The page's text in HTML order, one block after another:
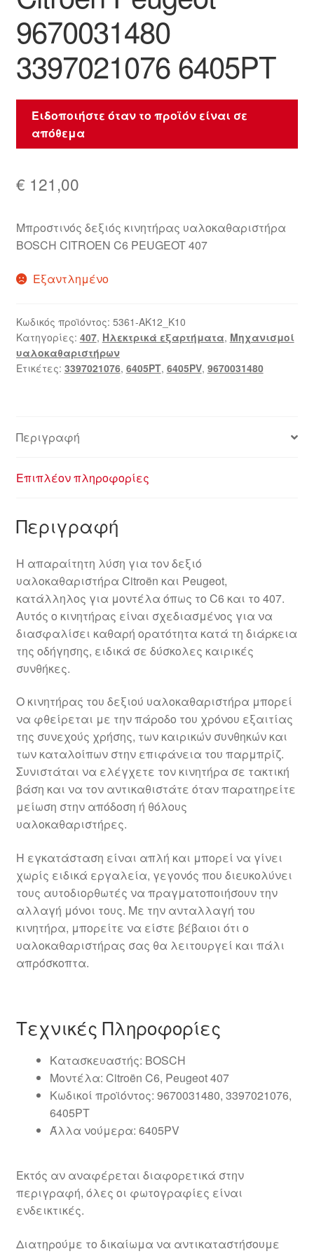
9670031480
3397021076 6405PT
Ειδοποιήστε όταν το προϊόν είναι σε
απόθεμα
€ 121,00
Μπροστινός δεξιός κινητήρας υαλοκαθαριστήρα
BOSCH CITROEN C6 PEUGEOT 407
Εξαντλημένο
Κωδικός προϊόντος: 5361-AK12_K10
Κατηγορίες: 407, Ηλεκτρικά εξαρτήματα, Μηχανισμοί
υαλοκαθαριστήρων
Ετικέτες: 3397021076, 6405PT, 6405PV, 9670031480
Περιγραφή
Επιπλέον πληροφορίες
Περιγραφή
Η απαραίτητη λύση για τον δεξιό
υαλοκαθαριστήρα Citroën και Peugeot,
κατάλληλος για μοντέλα όπως το C6 και το 407.
Αυτός ο κινητήρας είναι σχεδιασμένος για να
διασφαλίσει καθαρή ορατότητα κατά τη διάρκεια
της οδήγησης, ειδικά σε δύσκολες καιρικές
συνθήκες.
Ο κινητήρας του δεξιού υαλοκαθαριστήρα μπορεί
να φθείρεται με την πάροδο του χρόνου εξαιτίας
της συνεχούς χρήσης, των καιρικών συνθηκών και
των καταλοίπων στην επιφάνεια του παρμπρίζ.
Συνιστάται να ελέγχετε τον κινητήρα σε τακτική
βάση και να τον αντικαθιστάτε όταν παρατηρείτε
μείωση στην απόδοση ή θόλους
υαλοκαθαριστήρες.
Η εγκατάσταση είναι απλή και μπορεί να γίνει
χωρίς ειδικά εργαλεία, γεγονός που διευκολύνει
τους αυτοδιορθωτές να πραγματοποιήσουν την
αλλαγή μόνοι τους. Με την ανταλλαγή του
κινητήρα, μπορείτε να είστε βέβαιοι ότι ο
υαλοκαθαριστήρας σας θα λειτουργεί και πάλι
απρόσκοπτα.
Τεχνικές Πληροφορίες
Κατασκευαστής: BOSCH
Μοντέλα: Citroën C6, Peugeot 407
Κωδικοί προϊόντος: 9670031480, 3397021076,
6405PT
Άλλα νούμερα: 6405PV
Εκτός αν αναφέρεται διαφορετικά στην
περιγραφή, όλες οι φωτογραφίες είναι
ενδεικτικές.
Διατηρούμε το δικαίωμα να αντικαταστήσουμε